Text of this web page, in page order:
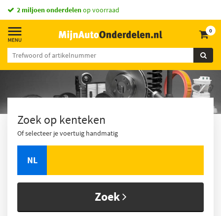
2 miljoen onderdelenop voorraad
0
Zoek op kenteken
Of selecteer je voertuig handmatig
NL
Zoek